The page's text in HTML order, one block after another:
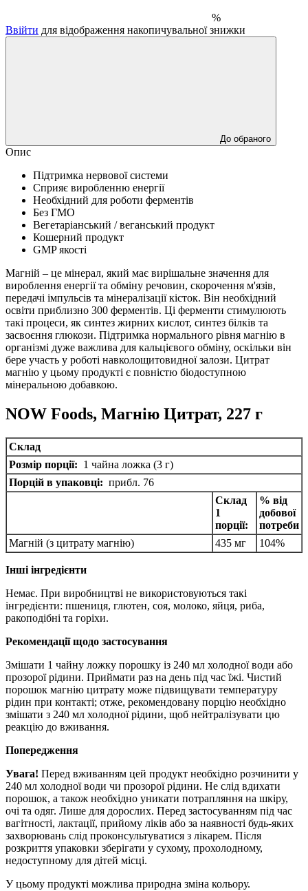
%
Ввійти для відображення накопичувальної знижки
До обраного
Опис
Підтримка нервової системи
Сприяє виробленню енергії
Необхідний для роботи ферментів
Без ГМО
Вегетаріанський / веганський продукт
Кошерний продукт
GMP якості
Магній – це мінерал, який має вирішальне значення для
вироблення енергії та обміну речовин, скорочення м'язів,
передачі імпульсів та мінералізації кісток. Він необхідний
освіти приблизно 300 ферментів. Ці ферменти стимулюють
такі процеси, як синтез жирних кислот, синтез білків та
засвоєння глюкози. Підтримка нормального рівня магнію в
організмі дуже важлива для кальцієвого обміну, оскільки він
бере участь у роботі навколощитовидної залози. Цитрат
магнію у цьому продукті є повністю біодоступною
мінеральною добавкою.
NOW Foods, Магнію Цитрат, 227 г
Склад
Розмір порції: 1 чайна ложка (3 г)
Порцій в упаковці: прибл. 76
Склад
1
порції:
% від
добової
потреби
Магній (з цитрату магнію)
435 мг 104%
Інші інгредієнти
Немає. При виробництві не використовуються такі
інгредієнти: пшениця, глютен, соя, молоко, яйця, риба,
ракоподібні та горіхи.
Рекомендації щодо застосування
Змішати 1 чайну ложку порошку із 240 мл холодної води або
прозорої рідини. Приймати раз на день під час їжі. Чистий
порошок магнію цитрату може підвищувати температуру
рідин при контакті; отже, рекомендовану порцію необхідно
змішати з 240 мл холодної рідини, щоб нейтралізувати цю
реакцію до вживання.
Попередження
Увага! Перед вживанням цей продукт необхідно розчинити у
240 мл холодної води чи прозорої рідини. Не слід вдихати
порошок, а також необхідно уникати потрапляння на шкіру,
очі та одяг. Лише для дорослих. Перед застосуванням під час
вагітності, лактації, прийому ліків або за наявності будь-яких
захворювань слід проконсультуватися з лікарем. Після
розкриття упаковки зберігати у сухому, прохолодному,
недоступному для дітей місці.
У цьому продукті можлива природна зміна кольору.